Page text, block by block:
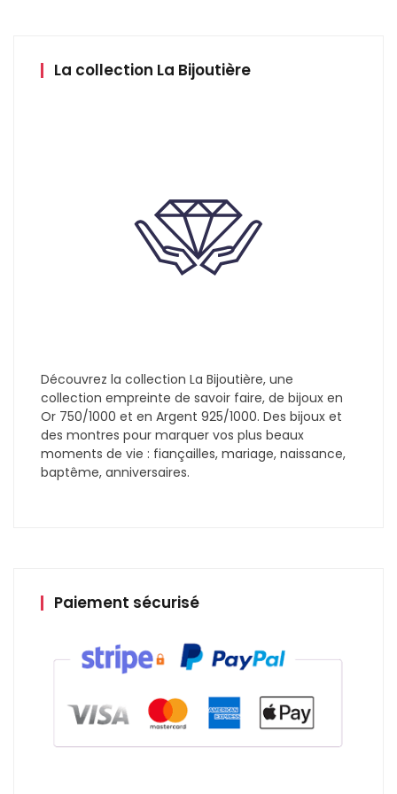
La collection La Bijoutière
Découvrez la collection La Bijoutière, une
collection empreinte de savoir faire, de bijoux en
Or 750/1000 et en Argent 925/1000. Des bijoux et
des montres pour marquer vos plus beaux
moments de vie : fiançailles, mariage, naissance,
baptême, anniversaires.
Paiement sécurisé